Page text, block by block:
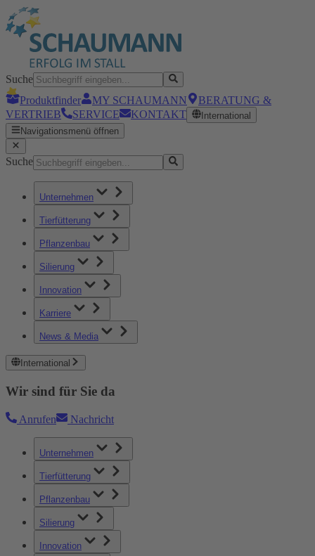
Suche
Produktfinder
MY SCHAUMANN
BERATUNG &
VERTRIEB
SERVICE KONTAKT
International
Navigationsmenü öffnen
Suche
Unternehmen
Tierfütterung
Pflanzenbau
Silierung
Innovation
Karriere
News & Media
International
Wir sind für Sie da
Anrufen Nachricht
Unternehmen
Tierfütterung
Pflanzenbau
Silierung
Innovation